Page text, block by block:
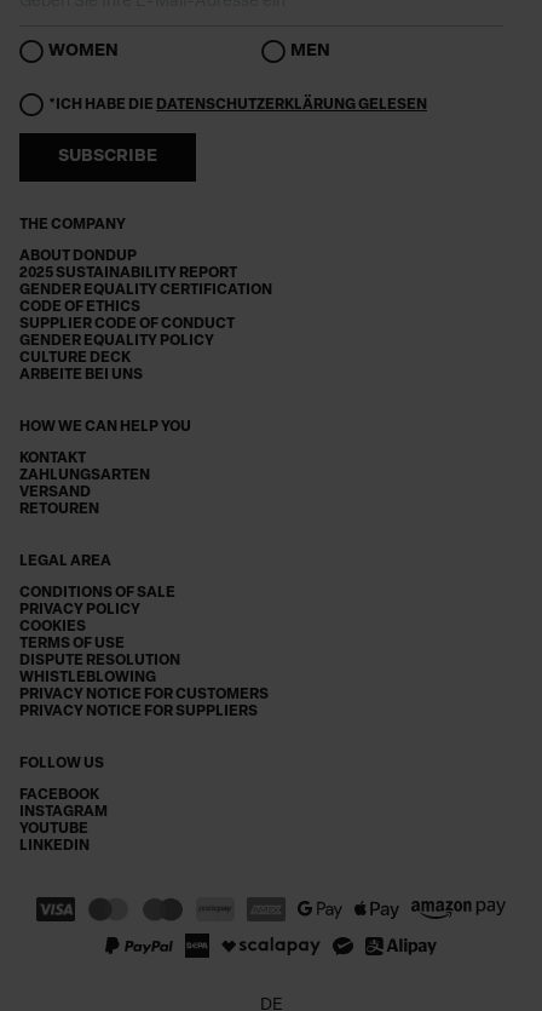
THE COMPANY
ABOUT DONDUP
2025 SUSTAINABILITY REPORT
GENDER EQUALITY CERTIFICATION
CODE OF ETHICS
SUPPLIER CODE OF CONDUCT
GENDER EQUALITY POLICY
CULTURE DECK
ARBEITE BEI UNS
HOW WE CAN HELP YOU
KONTAKT
ZAHLUNGSARTEN
VERSAND
RETOUREN
LEGAL AREA
CONDITIONS OF SALE
PRIVACY POLICY
COOKIES
TERMS OF USE
DISPUTE RESOLUTION
WHISTLEBLOWING
PRIVACY NOTICE FOR CUSTOMERS
PRIVACY NOTICE FOR SUPPLIERS
FOLLOW US
FACEBOOK
INSTAGRAM
YOUTUBE
LINKEDIN
WOMEN MEN
*ICH HABE DIE DATENSCHUTZERKLÄRUNG GELESEN
SUBSCRIBE
DE